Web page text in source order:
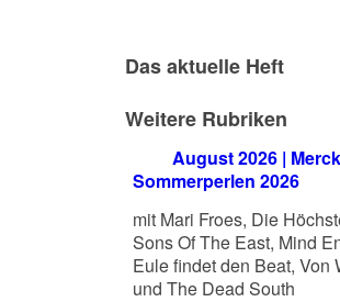
Das aktuelle Heft
Weitere Rubriken
August 2026 | Merck
Sommerperlen 2026
mit Mari Froes, Die
Sons Of The East, Mind
Eule findet den Beat, Von
und The Dead South